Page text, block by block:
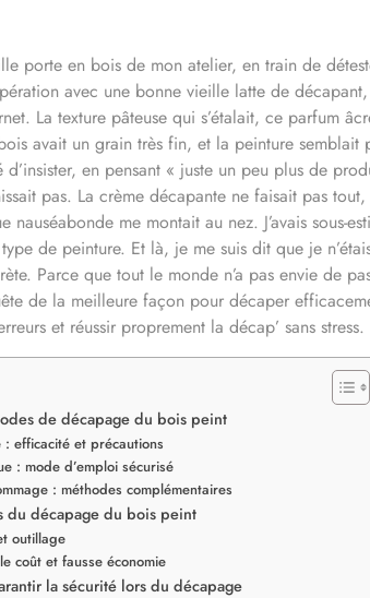
porte en bois de mon atelier, en train de
avec une bonne vieille latte de
La texture pâteuse qui s’étalait, ce parfum
avait un grain très fin, et la peinture semblait
d’insister, en pensant « juste un peu plus de
pas. La crème décapante ne faisait pas
nauséabonde me montait au nez. J’avais sous-
de peinture. Et là, je me suis dit que je
Parce que tout le monde n’a pas envie de
de la meilleure façon pour décaper
et réussir proprement la décap’ sans stress.
de décapage du bois peint
: efficacité et précautions
: mode d’emploi sécurisé
: méthodes complémentaires
du décapage du bois peint
outillage
coût et fausse économie
la sécurité lors du décapage